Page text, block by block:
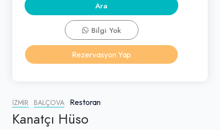
İZMIR BALÇOVA Restoran
Kanatçı Hüso
Ara
Bilgi Yok
Rezervasyon Yap